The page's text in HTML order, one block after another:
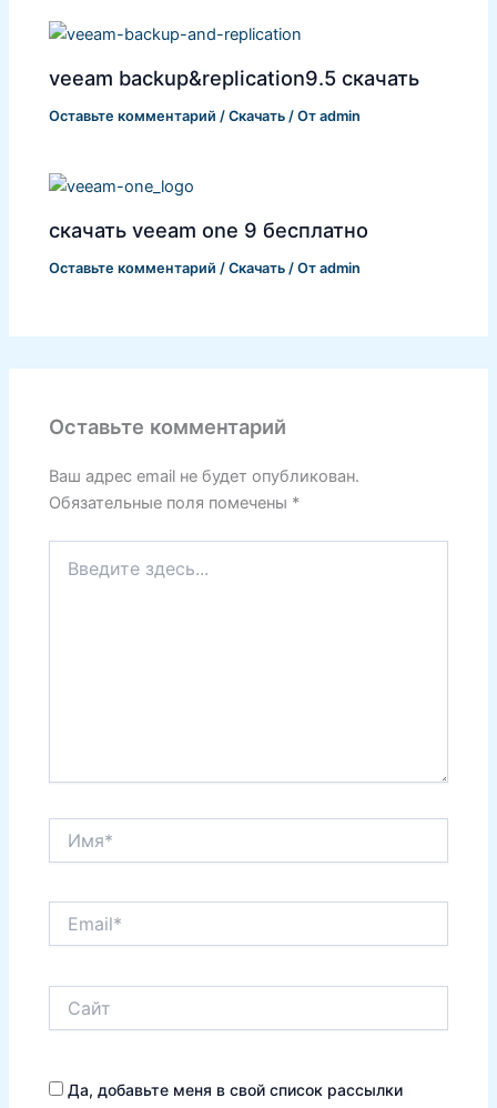
veeam backup&replication9.5 скачать
Оставьте комментарий /Скачать / Отadmin
скачать veeam one 9 бесплатно
Оставьте комментарий /Скачать / Отadmin
Оставьте комментарий
Ваш адрес email не будет опубликован.
Обязательные поля помечены *
здесь...
Да, добавьте меня в свой список рассылки